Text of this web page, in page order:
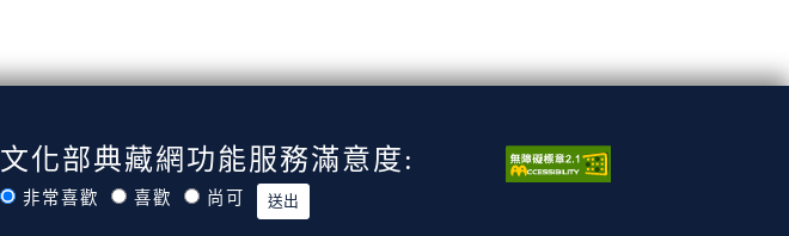
文化部典藏網功能服務滿意度:
非常喜歡 喜歡 尚可